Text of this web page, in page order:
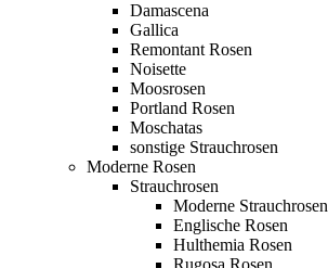
Damascena
Gallica
Remontant Rosen
Noisette
Moosrosen
Portland Rosen
Moschatas
sonstige Strauchrosen
Moderne Rosen
Strauchrosen
Moderne Strauchrosen
Englische Rosen
Hulthemia Rosen
Rugosa Rosen